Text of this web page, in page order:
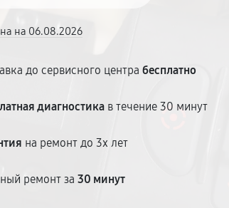
на 06.08.2026
до сервисного центрабесплатно
диагностика в течение 30 минут
на ремонт до 3х лет
ремонт за30 минут